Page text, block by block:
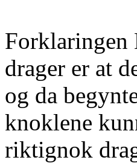
Forklaringen
drager er at
og da
knoklene
riktignok